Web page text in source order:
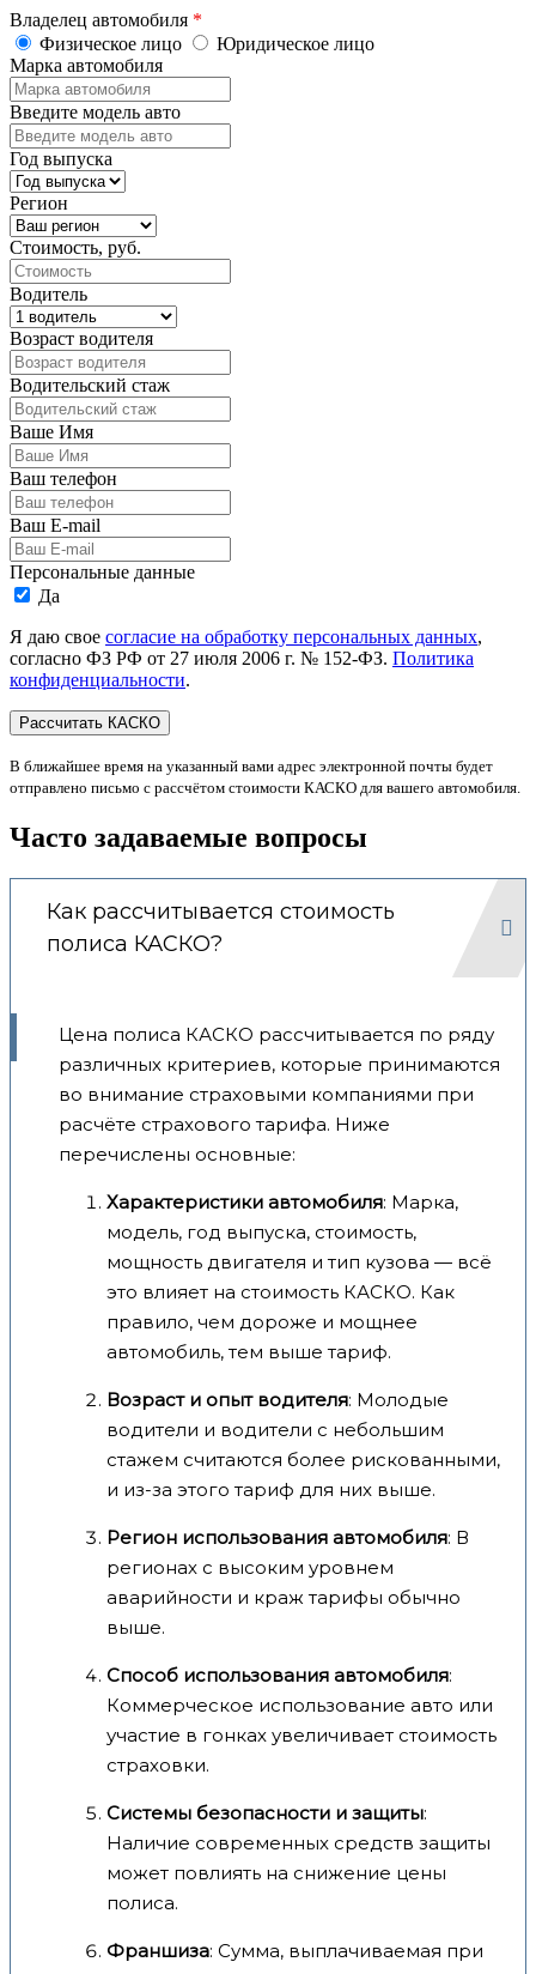
Владелец автомобиля *
Физическое лицо
Юридическое лицо
Марка автомобиля
Введите модель авто
Год выпуска
Регион
Стоимость, руб.
Водитель
Возраст водителя
Водительский стаж
Ваше Имя
Ваш телефон
Ваш E-mail
Персональные данные
Да
Я даю свое согласие на обработку персональных данных,
согласно ФЗ РФ от 27 июля 2006 г. № 152-ФЗ. Политика
конфиденциальности.
В ближайшее время на указанный вами адрес электронной почты будет
отправлено письмо с рассчётом стоимости КАСКО для вашего автомобиля.
Часто задаваемые вопросы
Как рассчитывается стоимость
полиса КАСКО?
Цена полиса КАСКО рассчитывается по ряду
различных критериев, которые принимаются
во внимание страховыми компаниями при
расчёте страхового тарифа. Ниже
перечислены основные:
Характеристики автомобиля: Марка,
модель, год выпуска, стоимость,
мощность двигателя и тип кузова — всё
это влияет на стоимость КАСКО. Как
правило, чем дороже и мощнее
автомобиль, тем выше тариф.
Возраст и опыт водителя: Молодые
водители и водители с небольшим
стажем считаются более рискованными,
и из-за этого тариф для них выше.
Регион использования автомобиля: В
регионах с высоким уровнем
аварийности и краж тарифы обычно
выше.
Способ использования автомобиля:
Коммерческое использование авто или
участие в гонках увеличивает стоимость
страховки.
Системы безопасности и защиты:
Наличие современных средств защиты
может повлиять на снижение цены
полиса.
Франшиза: Сумма, выплачиваемая при